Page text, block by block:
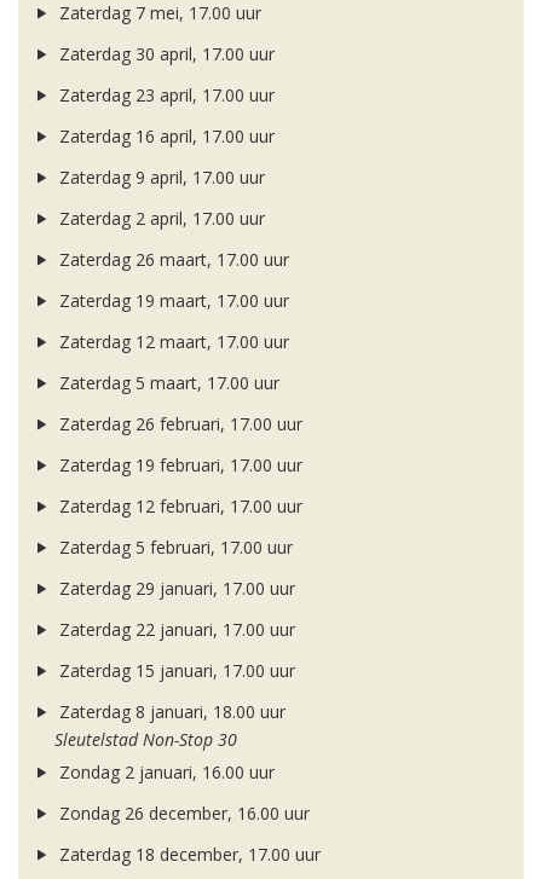
Zaterdag 7 mei, 17.00 uur
Zaterdag 30 april, 17.00 uur
Zaterdag 23 april, 17.00 uur
Zaterdag 16 april, 17.00 uur
Zaterdag 9 april, 17.00 uur
Zaterdag 2 april, 17.00 uur
Zaterdag 26 maart, 17.00 uur
Zaterdag 19 maart, 17.00 uur
Zaterdag 12 maart, 17.00 uur
Zaterdag 5 maart, 17.00 uur
Zaterdag 26 februari, 17.00 uur
Zaterdag 19 februari, 17.00 uur
Zaterdag 12 februari, 17.00 uur
Zaterdag 5 februari, 17.00 uur
Zaterdag 29 januari, 17.00 uur
Zaterdag 22 januari, 17.00 uur
Zaterdag 15 januari, 17.00 uur
Zaterdag 8 januari, 18.00 uur
Sleutelstad Non-Stop 30
Zondag 2 januari, 16.00 uur
Zondag 26 december, 16.00 uur
Zaterdag 18 december, 17.00 uur